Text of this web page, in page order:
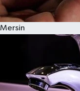
Mersin